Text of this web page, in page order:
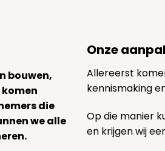
bouwen,
die
we alle
Onze
Allereerst
kennismaking
Op die manier
en krijgen wij